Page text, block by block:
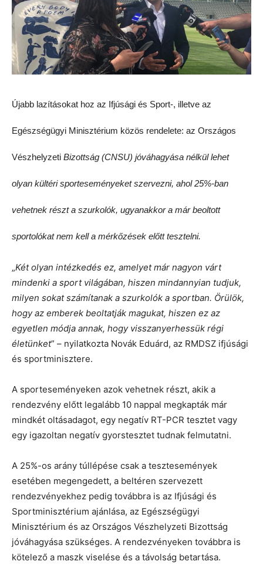
Újabb lazításokat hoz az Ifjúsági és Sport-, illetve az
Egészségügyi Minisztérium közös rendelete: az Országos
Vészhelyzeti Bizottság (CNSU) jóváhagyása nélkül lehet
olyan kültéri sporteseményeket szervezni, ahol 25%-ban
vehetnek részt a szurkolók, ugyanakkor a már beoltott
sportolókat nem kell a mérkőzések előtt tesztelni.
„Két olyan intézkedés ez, amelyet már nagyon várt
mindenki a sport világában, hiszen mindannyian tudjuk,
milyen sokat számítanak a szurkolók a sportban. Örülök,
hogy az emberek beoltatják magukat, hiszen ez az
egyetlen módja annak, hogy visszanyerhessük régi
életünket” – nyilatkozta Novák Eduárd, az RMDSZ ifjúsági
és sportminisztere.
A sporteseményeken azok vehetnek részt, akik a
rendezvény előtt legalább 10 nappal megkapták már
mindkét oltásadagot, egy negatív RT-PCR tesztet vagy
egy igazoltan negatív gyorstesztet tudnak felmutatni.
A 25%-os arány túllépése csak a tesztesemények
esetében megengedett, a beltéren szervezett
rendezvényekhez pedig továbbra is az Ifjúsági és
Sportminisztérium ajánlása, az Egészségügyi
Minisztérium és az Országos Vészhelyzeti Bizottság
jóváhagyása szükséges. A rendezvényeken továbbra is
kötelező a maszk viselése és a távolság betartása.